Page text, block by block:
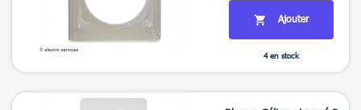

 Ajouter
4 en stock